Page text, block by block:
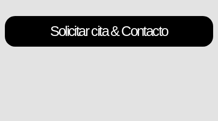
Solicitar cita & Contacto